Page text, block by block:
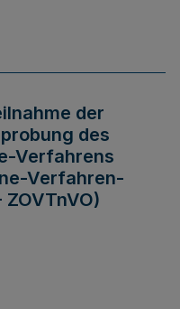
der
des
Verfahrens
Verfahren-